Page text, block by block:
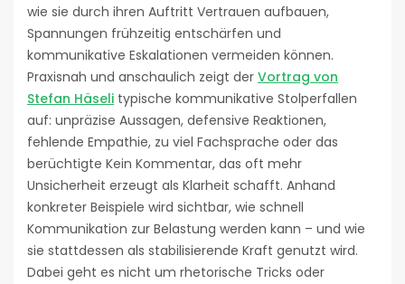
wie sie durch ihren Auftritt Vertrauen aufbauen,
Spannungen frühzeitig entschärfen und
kommunikative Eskalationen vermeiden können.
Praxisnah und anschaulich zeigt der Vortrag von
Stefan Häseli typische kommunikative Stolperfallen
auf: unpräzise Aussagen, defensive Reaktionen,
fehlende Empathie, zu viel Fachsprache oder das
berüchtigte Kein Kommentar, das oft mehr
Unsicherheit erzeugt als Klarheit schafft. Anhand
konkreter Beispiele wird sichtbar, wie schnell
Kommunikation zur Belastung werden kann – und wie
sie stattdessen als stabilisierende Kraft genutzt wird.
Dabei geht es nicht um rhetorische Tricks oder